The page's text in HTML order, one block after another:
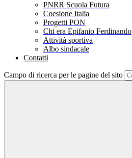
PNRR Scuola Futura
Coesione Italia
Progetti PON
Chi era Epifanio Ferdinando
Attività sportiva
Albo sindacale
Contatti
Campo di ricerca per le pagine del sito